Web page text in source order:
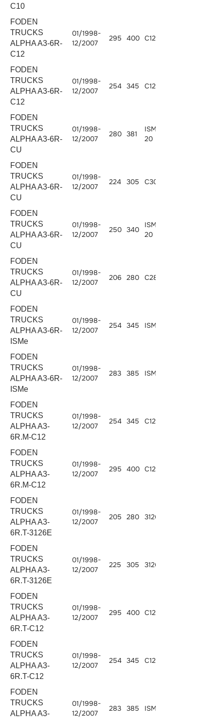
C10
FODEN
TRUCKS
ALPHA A3-6R-
C12
01/1998-
12/2007
295 400 C12.400
FODEN
TRUCKS
ALPHA A3-6R-
C12
01/1998-
12/2007
254 345 C12.345
FODEN
TRUCKS
ALPHA A3-6R-
CU
01/1998-
12/2007
280 381
ISM380E-
20
FODEN
TRUCKS
ALPHA A3-6R-
CU
01/1998-
12/2007
224 305 C300-20
FODEN
TRUCKS
ALPHA A3-6R-
CU
01/1998-
12/2007
250 340
ISM340E-
20
FODEN
TRUCKS
ALPHA A3-6R-
CU
01/1998-
12/2007
206 280 C280-20
FODEN
TRUCKS
ALPHA A3-6R-
ISMe
01/1998-
12/2007
254 345 ISMe 345
FODEN
TRUCKS
ALPHA A3-6R-
ISMe
01/1998-
12/2007
283 385 ISMe 385
FODEN
TRUCKS
ALPHA A3-
6R.M-C12
01/1998-
12/2007
254 345 C12.345
FODEN
TRUCKS
ALPHA A3-
6R.M-C12
01/1998-
12/2007
295 400 C12.400
FODEN
TRUCKS
ALPHA A3-
6R.T-3126E
01/1998-
12/2007
205 280 3126E.280
FODEN
TRUCKS
ALPHA A3-
6R.T-3126E
01/1998-
12/2007
225 305 3126E.305
FODEN
TRUCKS
ALPHA A3-
6R.T-C12
01/1998-
12/2007
295 400 C12.400
FODEN
TRUCKS
ALPHA A3-
6R.T-C12
01/1998-
12/2007
254 345 C12.345
FODEN
TRUCKS
ALPHA A3-
01/1998-
12/2007
283 385 ISMe 385